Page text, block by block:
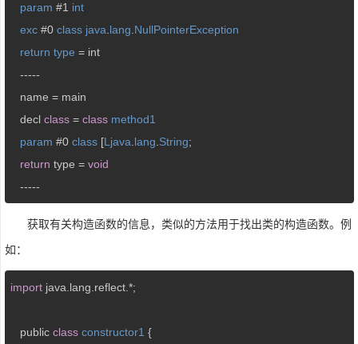
param #1 int
exc #0 class java lang NullPointerException
return type = int
   -----
   name = main
   decl
class = class method1
param #0 class [Ljava lang String;
return type = void
   -----
获取有关构造函数的信息，类似的方法用于找出类的构造函数。例
如：
import java.lang.reflect.*;
   public
class constructor1 {